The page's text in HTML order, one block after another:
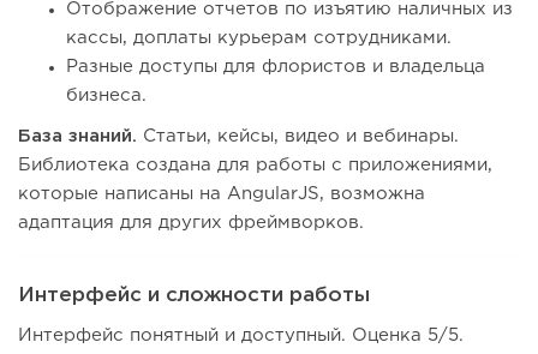
Отображение отчетов по изъятию наличных из
кассы, доплаты курьерам сотрудниками.
Разные доступы для флористов и владельца
бизнеса.
База знаний. Статьи, кейсы, видео и вебинары.
Библиотека создана для работы с приложениями,
которые написаны на AngularJS, возможна
адаптация для других фреймворков.
Интерфейс и сложности работы
Интерфейс понятный и доступный. Оценка 5/5.